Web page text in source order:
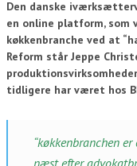
Den danske
en online platform, som
køkkenbranche ved at
Reform står Jeppe
tidligere har været hos
“køkkenbranchen
næst efter